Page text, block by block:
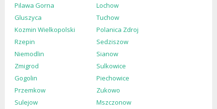
Pilawa Gorna
Lochow
Gluszyca
Tuchow
Kozmin Wielkopolski
Polanica Zdroj
Rzepin
Sedziszow
Niemodlin
Sianow
Zmigrod
Sulkowice
Gogolin
Piechowice
Przemkow
Zukowo
Sulejow
Mszczonow